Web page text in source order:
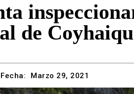
de
Fecha: Marzo 29, 2021